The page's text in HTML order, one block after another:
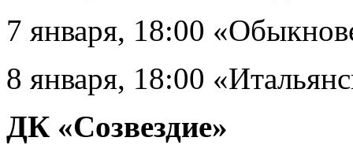
7 января, 18:00
8 января, 18:00
ДК «Созвездие»